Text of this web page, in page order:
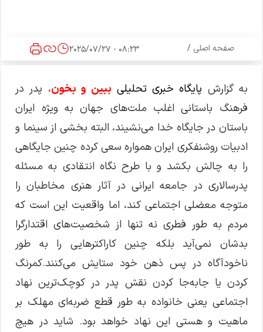
صفحه اصلی /
08:23 - 2025/07/27
به گزارش پایگاه خبری تحلیلی ببین و بخون، پدر در
فرهنگ باستانی اغلب ملت‌های جهان به ویژه ایران
باستان در جایگاه خدا می‌نشیند، البته بخشی از سینما و
ادبیات روشنفکری ایران همواره سعی کرده چنین جایگاهی
را به چالش بکشد و با طرح نگاه انتقادی به مسئله
پدرسالاری در جامعه ایرانی در آثار هنری مخاطبان را
متوجه معضلی اجتماعی کند، اما واقعیت این است که
مردم به طور فطری نه تنها از شخصیت‌های اقتدارگرا
بدشان نمی‌آید بلکه چنین کاراکترهایی را به طور
ناخودآگاه در پس ذهن خود ستایش می‌کنند.کمرنگ
کردن یا جابه‌جا کردن نقش پدر در کوچک‌ترین نهاد
اجتماعی یعنی خانواده به طور قطع ضربه‌ای مهلک بر
ماهیت و هستی این نهاد خواهد بود. شاید در هیچ